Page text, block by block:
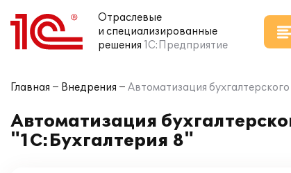
Отраслевые
и специализированные
решения 1С:Предприятие
Главная Внедрения Автоматизация
Автоматизация
"1С:Бухгалтерия 8"